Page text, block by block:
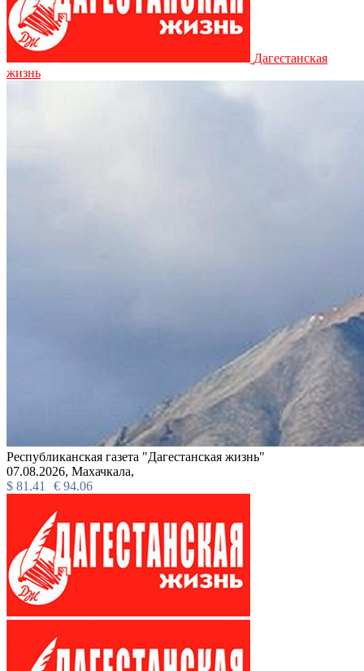
Дагестанская
жизнь
Республиканская газета "Дагестанская жизнь"
07.08.2026, Махачкала,
$ 81.41 € 94.06